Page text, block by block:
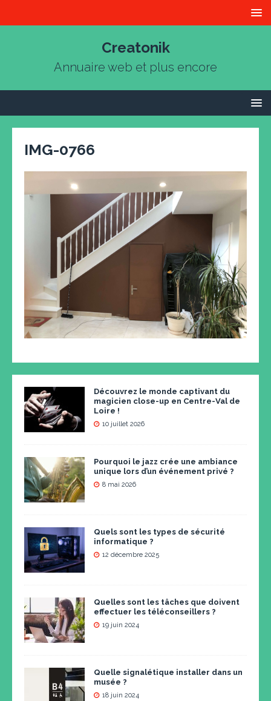
Creatonik
Annuaire web et plus encore
IMG-0766
Découvrez le monde captivant du
magicien close-up en Centre-Val de
Loire !
10 juillet 2026
Pourquoi le jazz crée une ambiance
unique lors d’un événement privé ?
8 mai 2026
Quels sont les types de sécurité
informatique ?
12 décembre 2025
Quelles sont les tâches que doivent
effectuer les téléconseillers ?
19 juin 2024
Quelle signalétique installer dans un
musée ?
18 juin 2024